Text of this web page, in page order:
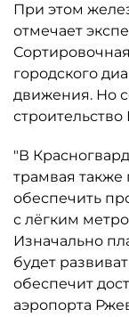
При этом
отмечает
городского
движения. Но
"В
трамвая также
обеспечить
с лёгким
Изначально
будет
обеспечит
аэропорта